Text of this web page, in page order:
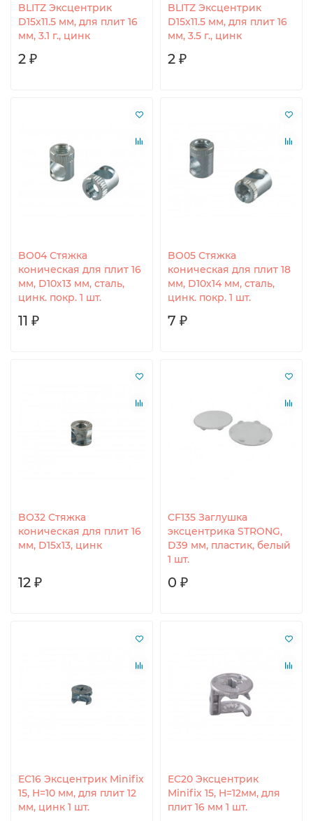
BLITZ Эксцентрик
D15x11.5 мм, для плит 16
мм, 3.1 г., цинк
2 ₽
BLITZ Эксцентрик
D15x11.5 мм, для плит 16
мм, 3.5 г., цинк
2 ₽
BO04 Стяжка
коническая для плит 16
мм, D10х13 мм, сталь,
цинк. покр. 1 шт.
11 ₽
BO05 Стяжка
коническая для плит 18
мм, D10х14 мм, сталь,
цинк. покр. 1 шт.
7 ₽
BО32 Стяжка
коническая для плит 16
мм, D15х13, цинк
12 ₽
CF135 Заглушка
эксцентрика STRONG,
D39 мм, пластик, белый
1 шт.
0 ₽
EC16 Эксцентрик Minifix
15, H=10 мм, для плит 12
мм, цинк 1 шт.
EC20 Эксцентрик
Minifix 15, H=12мм, для
плит 16 мм 1 шт.